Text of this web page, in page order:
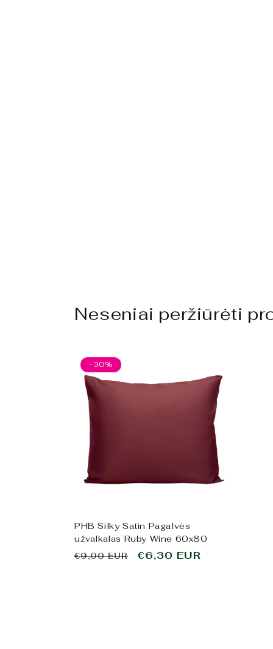
Neseniai peržiūrėti
-30%
PHB Silky Satin Pagalvės
užvalkalas Ruby Wine 60x80
Įprasta
€9,00 EUR
Išpardavimo
€6,30 EUR